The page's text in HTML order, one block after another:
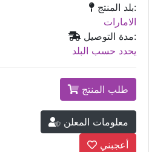
بلد المنتج:
الامارات
مدة التوصيل:
يحدد حسب البلد
طلب المنتج
معلومات المعلن
أعجبني